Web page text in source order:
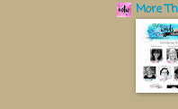
More